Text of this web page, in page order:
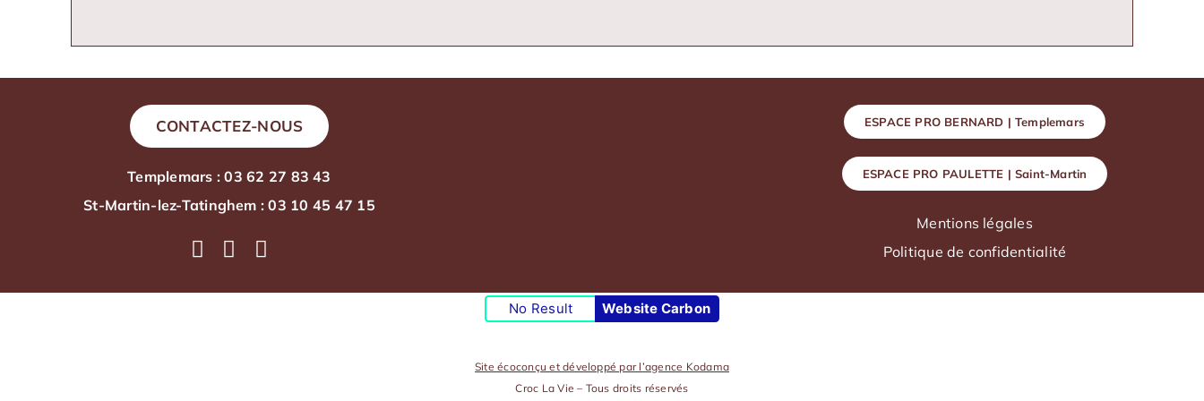
CONTACTEZ-NOUS
Templemars : 03 62 27 83 43
St-Martin-lez-Tatinghem : 03 10 45 47 15
ESPACE PRO BERNARD | Templemars
ESPACE PRO PAULETTE | Saint-Martin
Mentions légales
Politique de confidentialité
No Result Website Carbon
Site écoconçu et développé par l’agence Kodama
Croc La Vie – Tous droits réservés